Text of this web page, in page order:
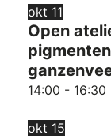
okt 11
Open
14:00 - 16:30
okt 15